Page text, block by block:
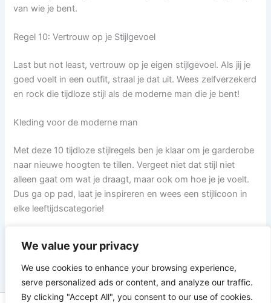
We value your privacy
We use cookies to enhance your browsing experience,
serve personalized ads or content, and analyze our traffic.
By clicking "Accept All", you consent to our use of cookies.
van wie je bent.
Regel 10: Vertrouw op je Stijlgevoel
Last but not least, vertrouw op je eigen stijlgevoel. Als jij je
goed voelt in een outfit, straal je dat uit. Wees zelfverzekerd
en rock die tijdloze stijl als de moderne man die je bent!
Kleding voor de moderne man
Met deze 10 tijdloze stijlregels ben je klaar om je garderobe
naar nieuwe hoogten te tillen. Vergeet niet dat stijl niet
alleen gaat om wat je draagt, maar ook om hoe je je voelt.
Dus ga op pad, laat je inspireren en wees een stijlicoon in
elke leeftijdscategorie!
VORIGE